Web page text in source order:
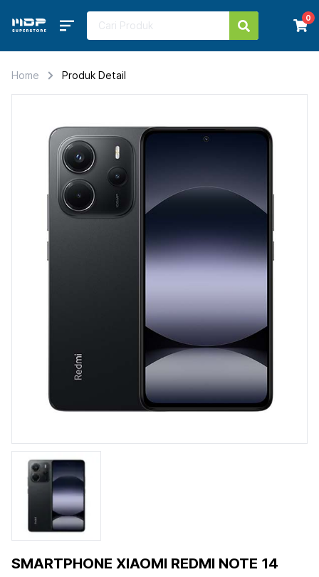
0
Home Produk Detail
SMARTPHONE XIAOMI REDMI NOTE 14